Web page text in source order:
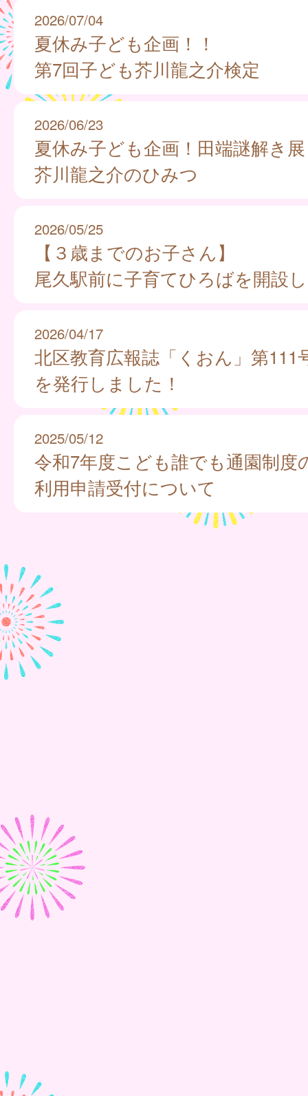
2026/07/04
夏休み子ども企画！！
第7回子ども芥川龍之介検定
2026/06/23
夏休み子ども企画！田端謎解き展
芥川龍之介のひみつ
2026/05/25
【３歳までのお子さん】
尾久駅前に子育てひろばを開設
2026/04/17
北区教育広報誌「くおん」第111
を発行しました！
2025/05/12
令和7年度こども誰でも通園制度
利用申請受付について